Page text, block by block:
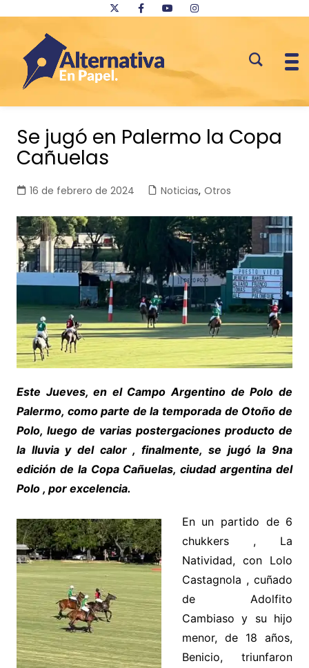
contenido
Se jugó en Palermo la Copa
Cañuelas
16 de febrero de 2024 Noticias, Otros
Este Jueves, en el Campo Argentino de Polo de
Palermo, como parte de la temporada de Otoño de
Polo, luego de varias postergaciones producto de
la lluvia y del calor , finalmente, se jugó la 9na
edición de la Copa Cañuelas, ciudad argentina del
Polo , por excelencia.
En un partido de 6
chukkers , La
Natividad, con Lolo
Castagnola , cuñado
de Adolfito
Cambiaso y su hijo
menor, de 18 años,
Benicio, triunfaron